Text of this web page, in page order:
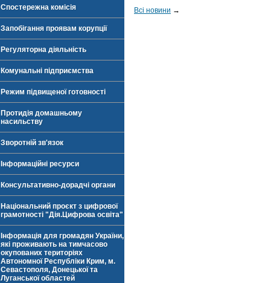
Спостережна комісія
Запобігання проявам корупції
Регуляторна діяльність
Комунальні підприємства
Режим підвищеної готовності
Протидія домашньому
насильству
Зворотній зв'язок
Інформаційні ресурси
Консультативно-дорадчі органи
Національний проєкт з цифрової
грамотності "Дія.Цифрова освіта"
Інформація для громадян України,
які проживають на тимчасово
окупованих територіях
Автономної Республіки Крим, м.
Севастополя, Донецької та
Луганської областей
Всі новини →